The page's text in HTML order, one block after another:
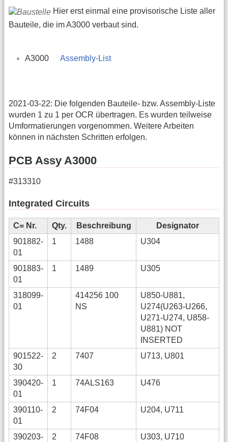
Hier erst einmal eine provisorische Liste aller
Bauteile, die im A3000 verbaut sind.
A3000 Assembly-List
2021-03-22: Die folgenden Bauteile- bzw. Assembly-Liste
wurden 1 zu 1 per OCR übertragen. Es wurden teilweise
Umformatierungen vorgenommen. Weitere Arbeiten
können in nächsten Schritten erfolgen.
PCB Assy A3000
#313310
Integrated Circuits
C= Nr. Qty. Beschreibung
Designator
901882-
01
1 1488 U304
901883-
01
1 1489 U305
318099-
01
414256 100
NS
U850-U881,
U274(U263-U266,
U271-U274, U858-
U881) NOT
INSERTED
901522-
30
2 7407 U713, U801
390420-
01
1 74ALS163 U476
390110-
01
2 74F04 U204, U711
390203-
2 74F08 U303, U710